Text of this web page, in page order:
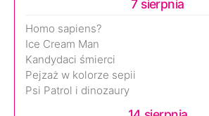
7 sierpnia
Homo sapiens?
Ice Cream Man
Kandydaci śmierci
Pejzaż w kolorze sepii
Psi Patrol i dinozaury